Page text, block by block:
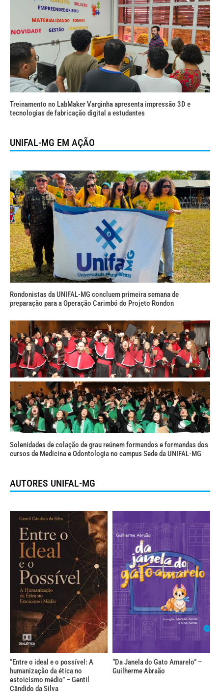
Treinamento no LabMaker Varginha apresenta impressão 3D e
tecnologias de fabricação digital a estudantes
UNIFAL-MG EM AÇÃO
Rondonistas da UNIFAL-MG concluem primeira semana de
preparação para a Operação Carimbó do Projeto Rondon
Solenidades de colação de grau reúnem formandos e formandas dos
cursos de Medicina e Odontologia no campus Sede da UNIFAL-MG
AUTORES UNIFAL-MG
“Entre o ideal e o possível: A
humanização da ética no
estoicismo médio” – Gentil
Cândido da Silva
“Da Janela do Gato Amarelo” –
Guilherme Abraão